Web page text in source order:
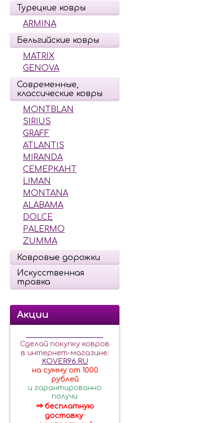
Турецкие ковры
ARMINA
Бельгийские ковры
MATRIX
GENOVA
Современные,
классические ковры
MONTBLAN
SIRIUS
GRAFF
ATLANTIS
MIRANDA
СЕМЕРКАНТ
LIMAN
MONTANA
ALABAMA
DOLCE
PALERMO
ZUMMA
Ковровые дорожки
Искусственная
травка
Акции
Сделай покупку ковров
в интернет-магазине:
KOVER96.RU
на сумму от 1000
рублей
и гарантированно
получи
⇒ бесплатную
доставку